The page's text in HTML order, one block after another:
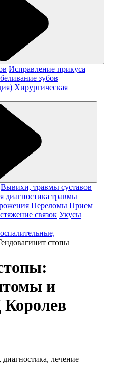
Исправление прикуса
зубов
Хирургическая
Вывихи, травмы суставов
диагностика травмы
Переломы Прием
связок Укусы
стопы
и
лечение